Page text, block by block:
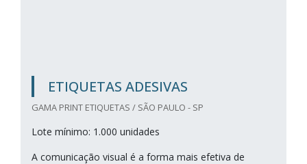
ETIQUETAS ADESIVAS
GAMA PRINT ETIQUETAS / SÃO PAULO - SP
Lote mínimo: 1.000 unidades
A comunicação visual é a forma mais efetiva de